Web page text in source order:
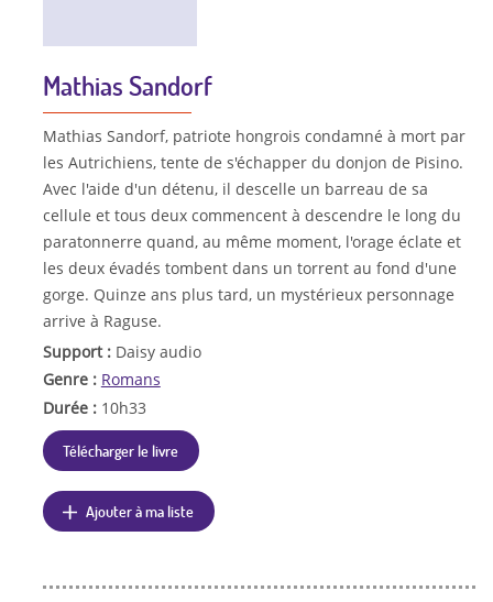
Mathias Sandorf
Mathias Sandorf, patriote hongrois condamné à mort par
les Autrichiens, tente de s'échapper du donjon de Pisino.
Avec l'aide d'un détenu, il descelle un barreau de sa
cellule et tous deux commencent à descendre le long du
paratonnerre quand, au même moment, l'orage éclate et
les deux évadés tombent dans un torrent au fond d'une
gorge. Quinze ans plus tard, un mystérieux personnage
arrive à Raguse.
Support : Daisy audio
Genre : Romans
Durée : 10h33
Télécharger le livre
Ajouter à ma liste